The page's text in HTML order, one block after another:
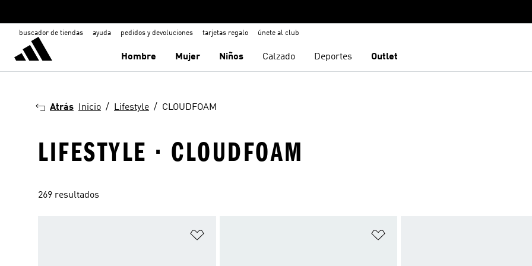
buscador de tiendas ayuda pedidos y devoluciones tarjetas regalo únete al club
Hombre Mujer Niños Calzado Deportes Outlet
Atrás Inicio Lifestyle CLOUDFOAM
LIFESTYLE · CLOUDFOAM
269 resultados